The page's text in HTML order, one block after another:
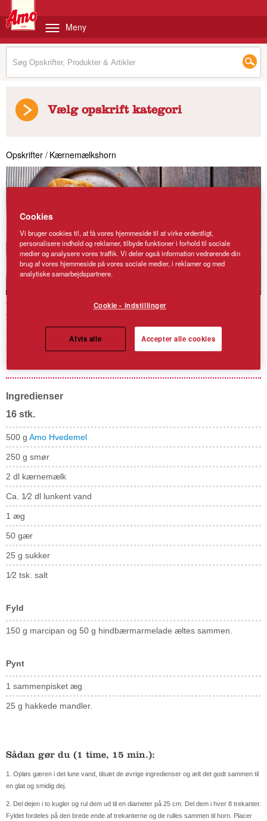
Meny
Vælg opskrift kategori
Opskrifter / Kærnemælkshorn
Kærnemælkshorn
Horn med kærnemælk fyldt med
marcipan og
hindbærmarmeladeog pyntet med hakkede mandler og
sukker.
Ingredienser
16 stk.
500 g Amo Hvedemel
250 g smør
2 dl kærnemælk
Ca. 1⁄2 dl lunkent vand
1 æg
50 gær
25 g sukker
1⁄2 tsk. salt
Fyld
150 g marcipan og 50 g hindbærmarmelade æltes sammen.
Pynt
1 sammenpisket æg
25 g hakkede mandler.
Sådan gør du (1 time, 15 min.):
1. Opløs gæren i det lune vand, tilsæt de øvrige ingredienser og ælt det godt sammen til
en glat og smidig dej.
2. Del dejen i to kugler og rul dem ud til en diameter på 25 cm. Del dem i hver 8 trekanter.
Fyldet fordeles på den brede ende af trekanterne og de rulles sammen til horn. Placer
Cookies
Vi bruger cookies til, at få vores hjemmeside til at virke ordentligt,
personalisere indhold og reklamer, tilbyde funktioner i forhold til sociale
medier og analysere vores traffik. Vi deler også information vedrørende din
brug af vores hjemmeside på vores sociale medier, i reklamer og med
analytiske samarbejdspartnere.
Cookie - indstillinger
Afvis alle Accepter alle cookies